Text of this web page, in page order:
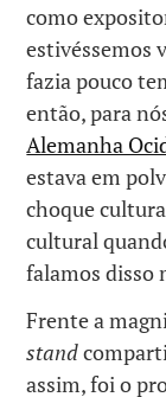
como
estivéssemos
fazia pouco
então, para
Alemanha
estava em
choque
cultural
falamos disso
Frente a
stand
assim, foi o